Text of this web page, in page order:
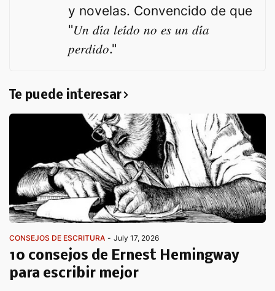
y novelas. Convencido de que
"𝑈𝑛 𝑑𝑖́𝑎 𝑙𝑒𝑖́𝑑𝑜 𝑛𝑜 𝑒𝑠 𝑢𝑛 𝑑𝑖́𝑎
𝑝𝑒𝑟𝑑𝑖𝑑𝑜."
Te puede interesar
CONSEJOS DE ESCRITURA - July 17, 2026
10 consejos de Ernest Hemingway
para escribir mejor